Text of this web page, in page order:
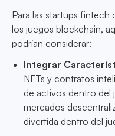
Para las startups fintech
los juegos blockchain,
podrían considerar:
Integrar
NFTs y contratos
de activos dentro del
mercados
divertida dentro del